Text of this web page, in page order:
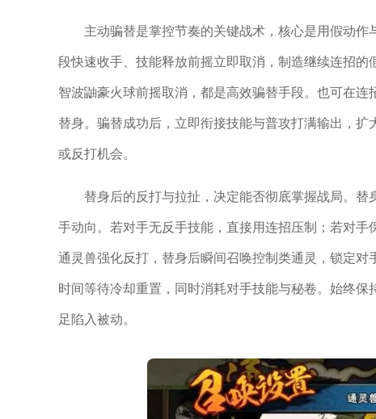
主动骗替是掌控节奏的关键战术，核心是用假动
段快速收手、技能释放前摇立即取消，制造继续连招
智波鼬豪火球前摇取消，都是高效骗替手段。也可在
替身。骗替成功后，立即衔接技能与普攻打满输出，
或反打机会。
替身后的反打与拉扯，决定能否彻底掌握战局。
手动向。若对手无反手技能，直接用连招压制；若对
通灵兽强化反打，替身后瞬间召唤控制类通灵，锁定
时间等待冷却重置，同时消耗对手技能与秘卷。始终
足陷入被动。